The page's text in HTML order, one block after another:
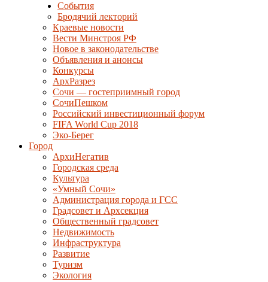
События
Бродячий лекторий
Краевые новости
Вести Минстроя РФ
Новое в законодательстве
Объявления и анонсы
Конкурсы
АрхРазрез
Сочи — гостеприимный город
СочиПешком
Российский инвестиционный форум
FIFA World Cup 2018
Эко-Берег
Город
АрхиНегатив
Городская среда
Культура
«Умный Сочи»
Администрация города и ГСС
Градсовет и Архсекция
Общественный градсовет
Недвижимость
Инфраструктура
Развитие
Туризм
Экология